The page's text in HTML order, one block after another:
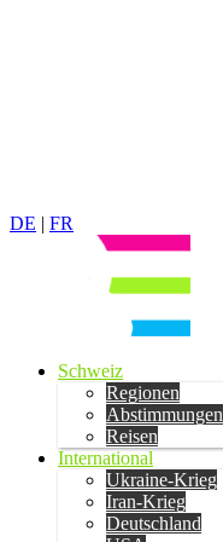
DE | FR
Schweiz
Regionen
Abstimmungen
Reisen
International
Ukraine-Krieg
Iran-Krieg
Deutschland